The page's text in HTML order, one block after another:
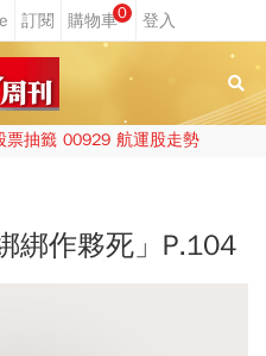
0
票抽籤 00929 航運股走勢
綁作夥死」P.104